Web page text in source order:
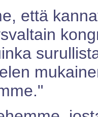
että